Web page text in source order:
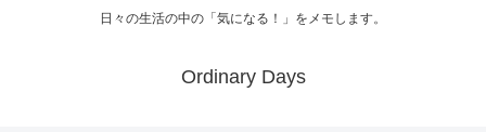
日々の生活の中の「気になる！」をメモします。
Ordinary Days